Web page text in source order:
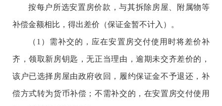
按每户所选安置房价款，与其拆除房屋、附属物等
补偿金额相比，得出差价（保证金暂不计入）。
（1）需补交的，应在安置房交付使用时将差价补
齐，领取新房钥匙，无正当理由，逾期未交齐差价的，
该户已选择房屋由政府收回，履约保证金不予退还，补
偿方式转为货币补偿；不需补交的，在安置房交付使用